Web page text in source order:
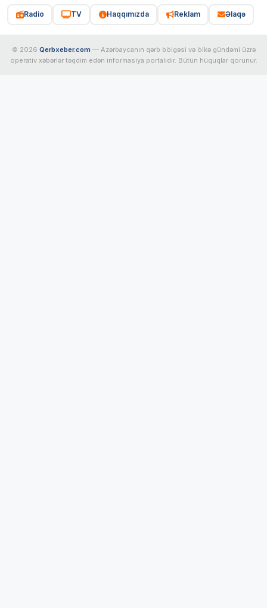
Radio TV Haqqımızda Reklam Əlaqə
© 2026 Qerbxeber.com — Azərbaycanın qərb bölgəsi və ölkə gündəmi üzrə
operativ xəbərlər təqdim edən informasiya portalıdır. Bütün hüquqlar qorunur.